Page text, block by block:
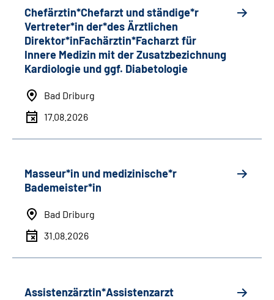
Chefärztin*Chefarzt und ständige*r
Vertreter*in der*des Ärztlichen
Direktor*inFachärztin*Facharzt für
Innere Medizin mit der Zusatzbezichnung
Kardiologie und ggf. Diabetologie
Bad Driburg
17.08.2026
Masseur*in und medizinische*r
Bademeister*in
Bad Driburg
31.08.2026
Assistenzärztin*Assistenzarzt